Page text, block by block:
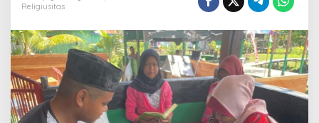
a
m
a
A
n
a
k
Religiusitas